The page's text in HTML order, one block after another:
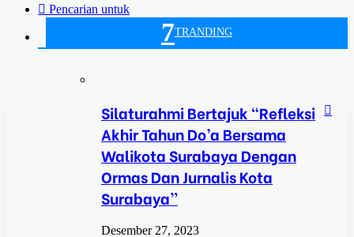
Pencarian untuk
7TRANDING
Silaturahmi Bertajuk “Refleksi
Akhir Tahun Do’a Bersama
Walikota Surabaya Dengan
Ormas Dan Jurnalis Kota
Surabaya”
Desember 27, 2023